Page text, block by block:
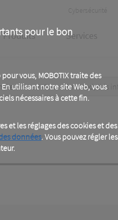
pour le bon
vous, MOBOTIX traite des
utilisant notre site Web, vous
nécessaires à cette fin.
et les réglages des cookies et des
données. Vous pouvez régler les
Header
Meta
Cybersécurité
Produits Services
test data. When submitted, this